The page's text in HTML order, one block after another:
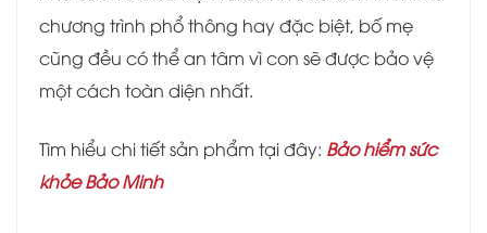
chương trình phổ thông hay đặc biệt, bố mẹ
cũng đều có thể an tâm vì con sẽ được bảo vệ
một cách toàn diện nhất.
Tìm hiểu chi tiết sản phẩm tại đây: Bảo hiểm sức
khỏe Bảo Minh